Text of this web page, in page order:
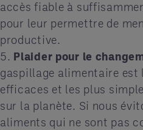
accès fiable à
pour leur permettre de
productive.
5. Plaider pour le
gaspillage alimentaire est
efficaces et les plus
sur la planète. Si nous
aliments qui ne sont pas